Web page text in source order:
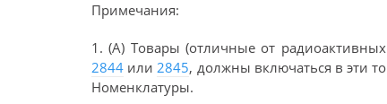
Примечания:
1. (А) Товары (отличные от
2844 или2845, должны включаться в эти
Номенклатуры.